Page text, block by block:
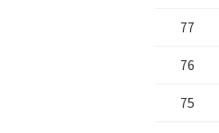
77
76
75